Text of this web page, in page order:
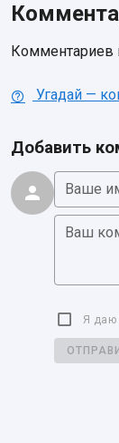
Комментариев
Угадай —
Добавить
Ваше
Ваш
Я даю